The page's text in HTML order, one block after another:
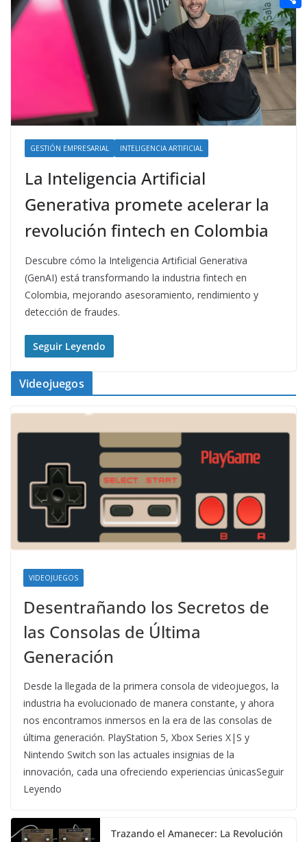
GESTIÓN EMPRESARIAL INTELIGENCIA ARTIFICIAL
La Inteligencia Artificial
Generativa promete acelerar la
revolución fintech en Colombia
Descubre cómo la Inteligencia Artificial Generativa
(GenAI) está transformando la industria fintech en
Colombia, mejorando asesoramiento, rendimiento y
detección de fraudes.
Seguir Leyendo
Videojuegos
VIDEOJUEGOS
Desentrañando los Secretos de
las Consolas de Última
Generación
Desde la llegada de la primera consola de videojuegos, la
industria ha evolucionado de manera constante, y ahora
nos encontramos inmersos en la era de las consolas de
última generación. PlayStation 5, Xbox Series X|S y
Nintendo Switch son las actuales insignias de la
innovación, cada una ofreciendo experiencias únicasSeguir
Leyendo
Trazando el Amanecer: La Revolución
n
g
e
r
e
r
e
r
e
t
a
i
l
e
d
d
C
o
m
a
r